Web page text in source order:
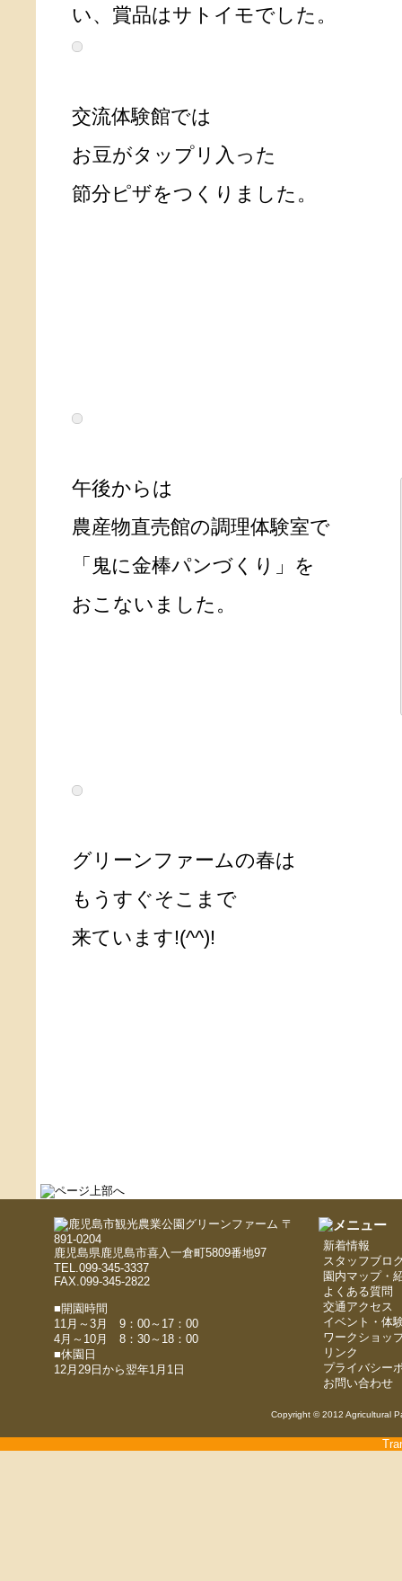
い、賞品はサトイモでした。
交流体験館では
お豆がタップリ入った
節分ピザをつくりました。
午後からは
農産物直売館の調理体験室で
「鬼に金棒パンづくり」を
おこないました。
グリーンファームの春は
もうすぐそこまで
来ています!(^^)!
〒
891-0204
鹿児島県鹿児島市喜入一倉町5809番地97
TEL.099-345-3337
FAX.099-345-2822
■開園時間
11月～3月 9：00～17：00
4月～10月 8：30～18：00
■休園日
12月29日から翌年1月1日
新着情報
スタッフブロ
園内マップ・
よくある質問
交通アクセス
イベント・体
ワークショッ
リンク
プライバシー
お問い合わせ
Copyright © 2012 Agricultural